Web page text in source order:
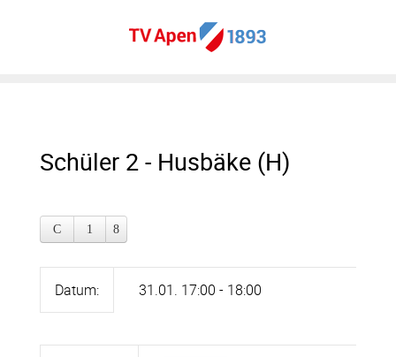
Schüler 2 - Husbäke (H)
Datum: 31.01. 17:00 - 18:00